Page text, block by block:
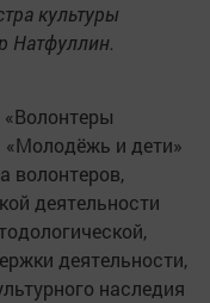
культуры
Натфуллин.
«Молодёжь и дети»
волонтеров,
деятельности
деятельности,
наследия